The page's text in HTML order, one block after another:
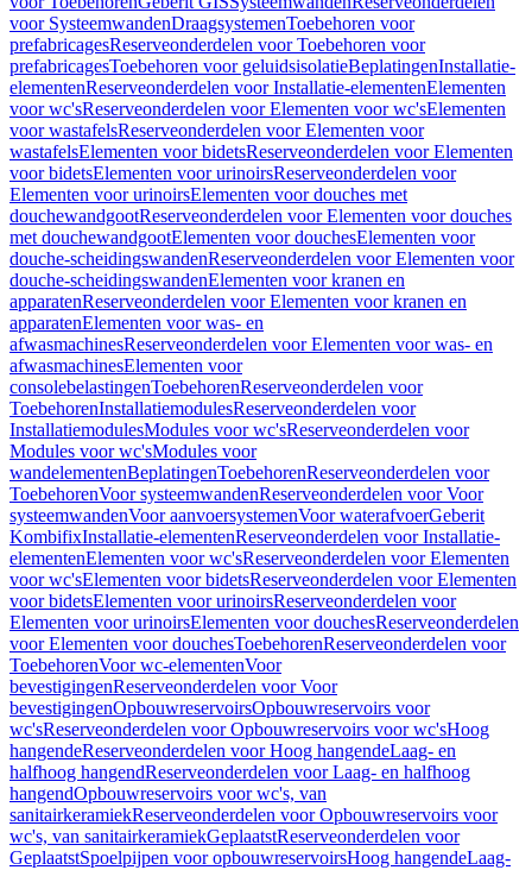
voor SysteemwandenDraagsystemenToebehoren voor
prefabricagesReserveonderdelen voor Toebehoren voor
prefabricagesToebehoren voor geluidsisolatieBeplatingenInstallatie-
elementenReserveonderdelen voor Installatie-elementenElementen
voor wc'sReserveonderdelen voor Elementen voor wc'sElementen
voor wastafelsReserveonderdelen voor Elementen voor
wastafelsElementen voor bidetsReserveonderdelen voor Elementen
voor bidetsElementen voor urinoirsReserveonderdelen voor
Elementen voor urinoirsElementen voor douches met
douchewandgootReserveonderdelen voor Elementen voor douches
met douchewandgootElementen voor douchesElementen voor
douche-scheidingswandenReserveonderdelen voor Elementen voor
douche-scheidingswandenElementen voor kranen en
apparatenReserveonderdelen voor Elementen voor kranen en
apparatenElementen voor was- en
afwasmachinesReserveonderdelen voor Elementen voor was- en
afwasmachinesElementen voor
consolebelastingenToebehorenReserveonderdelen voor
ToebehorenInstallatiemodulesReserveonderdelen voor
InstallatiemodulesModules voor wc'sReserveonderdelen voor
Modules voor wc'sModules voor
wandelementenBeplatingenToebehorenReserveonderdelen voor
ToebehorenVoor systeemwandenReserveonderdelen voor Voor
systeemwandenVoor aanvoersystemenVoor waterafvoerGeberit
KombifixInstallatie-elementenReserveonderdelen voor Installatie-
elementenElementen voor wc'sReserveonderdelen voor Elementen
voor wc'sElementen voor bidetsReserveonderdelen voor Elementen
voor bidetsElementen voor urinoirsReserveonderdelen voor
Elementen voor urinoirsElementen voor douchesReserveonderdelen
voor Elementen voor douchesToebehorenReserveonderdelen voor
ToebehorenVoor wc-elementenVoor
bevestigingenReserveonderdelen voor Voor
bevestigingenOpbouwreservoirsOpbouwreservoirs voor
wc'sReserveonderdelen voor Opbouwreservoirs voor wc'sHoog
hangendeReserveonderdelen voor Hoog hangendeLaag- en
halfhoog hangendReserveonderdelen voor Laag- en halfhoog
hangendOpbouwreservoirs voor wc's, van
sanitairkeramiekReserveonderdelen voor Opbouwreservoirs voor
wc's, van sanitairkeramiekGeplaatstReserveonderdelen voor
GeplaatstSpoelpijpen voor opbouwreservoirsHoog hangendeLaag-